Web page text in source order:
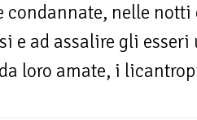
condannate, nelle
e ad assalire gli
loro amate, i